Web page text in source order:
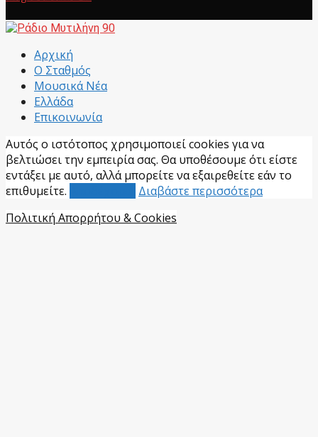
Αρχική
Ο Σταθμός
Μουσικά Νέα
Ελλάδα
Επικοινωνία
Αυτός ο ιστότοπος χρησιμοποιεί cookies για να
βελτιώσει την εμπειρία σας. Θα υποθέσουμε ότι είστε
εντάξει με αυτό, αλλά μπορείτε να εξαιρεθείτε εάν το
επιθυμείτε.
Διαβάστε περισσότερα
Πολιτική Απορρήτου & Cookies